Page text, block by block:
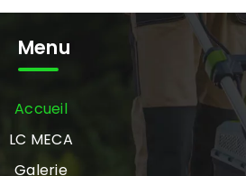
Menu
Accueil
LC MECA
Galerie